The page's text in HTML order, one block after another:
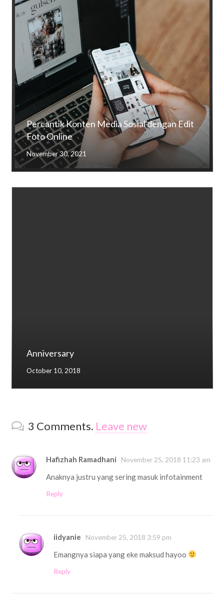
Percantik Konten Media Sosial dengan Edit
Foto Online
November 30, 2021
Anniversary
October 10, 2018
3 Comments. Leave new
Hafizhah Ramadhani November 25, 2018 11:23 am
Anaknya justru yang sering masuk infotainment
Reply
iidyanie November 25, 2018 3:59 pm
Emangnya siapa yang eke maksud hayoo
Reply